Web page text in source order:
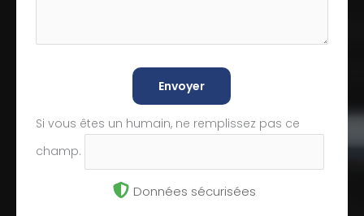
Envoyer
Si vous êtes un humain, ne remplissez pas ce
champ.
Données sécurisées